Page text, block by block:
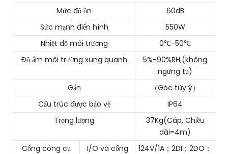
Mức độ ồn
60dB
Sức mạnh điển hình
550W
Nhiệt độ môi trường
0℃-50℃
Độ ẩm môi trường xung quanh
5%-90%RH,(không
ngưng tụ)
Gắn
（Góc tùy ý）
Cấu trúc được bảo vệ
IP64
Trọng lượng
37Kg(Cáp, Chiều
dài=4m)
Cổng công cụ
I/O và cổng
124V/1A；2DI；2DO；